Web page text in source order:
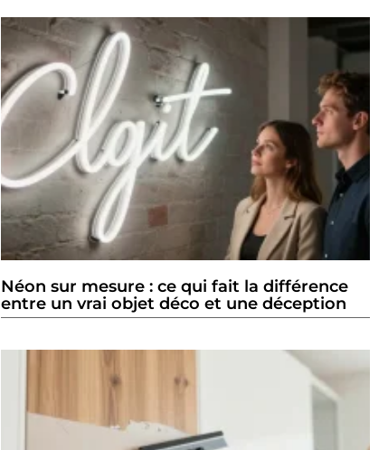
Néon sur mesure : ce qui fait la différence
entre un vrai objet déco et une déception